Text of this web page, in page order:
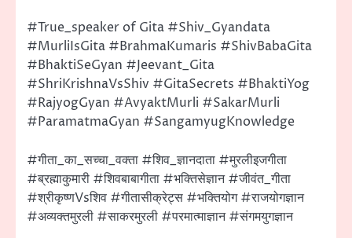
#True_speaker of Gita #Shiv_Gyandata
#MurliIsGita #BrahmaKumaris #ShivBabaGita
#BhaktiSeGyan #Jeevant_Gita
#ShriKrishnaVsShiv #GitaSecrets #BhaktiYog
#RajyogGyan #AvyaktMurli #SakarMurli
#ParamatmaGyan #SangamyugKnowledge
#गीता_का_सच्चा_वक्ता #शिव_ज्ञानदाता #मुरलीइजगीता
#ब्रह्माकुमारी #शिवबाबागीता #भक्तिसेज्ञान #जीवंत_गीता
#श्रीकृष्णVsशिव #गीतासीक्रेट्स #भक्तियोग #राजयोगज्ञान
#अव्यक्तमुरली #साकरमुरली #परमात्माज्ञान #संगमयुगज्ञान